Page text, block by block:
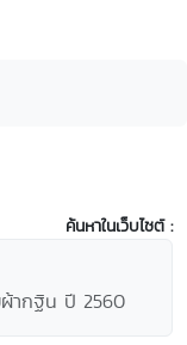
ค้นหาในเว็บไซต์ :
ผ้ากฐิน ปี 2560